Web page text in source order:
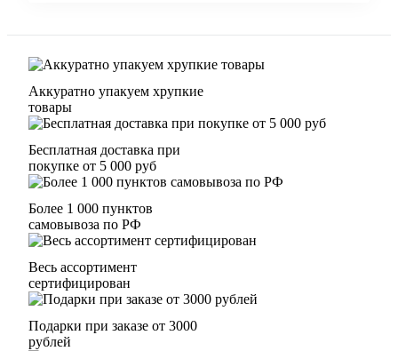
Аккуратно упакуем хрупкие
товары
Бесплатная доставка при
покупке от 5 000 руб
Более 1 000 пунктов
самовывоза по РФ
Весь ассортимент
сертифицирован
Подарки при заказе от 3000
рублей